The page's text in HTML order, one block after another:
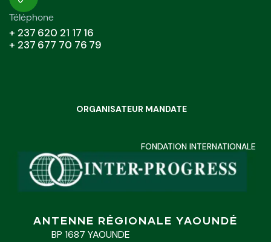
Téléphone
+ 237 620 21 17 16
+ 237 677 70 76 79
ORGANISATEUR MANDATE
FONDATION INTERNATIONALE
ANTENNE RÉGIONALE YAOUNDÉ
BP 1687 YAOUNDE